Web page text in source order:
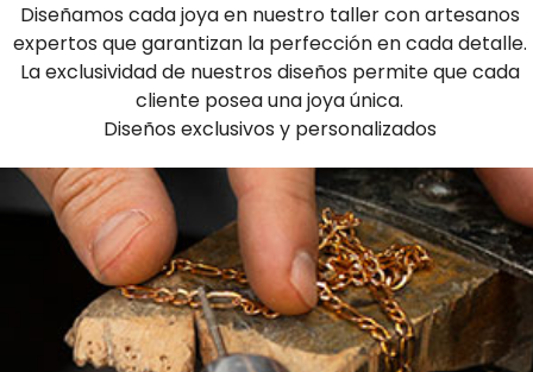
Diseñamos cada joya en nuestro taller con artesanos
expertos que garantizan la perfección en cada detalle.
La exclusividad de nuestros diseños permite que cada
cliente posea una joya única.
Diseños exclusivos y personalizados